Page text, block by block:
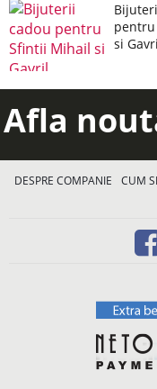
si
Afla
DESPRE COMPANIE CUM